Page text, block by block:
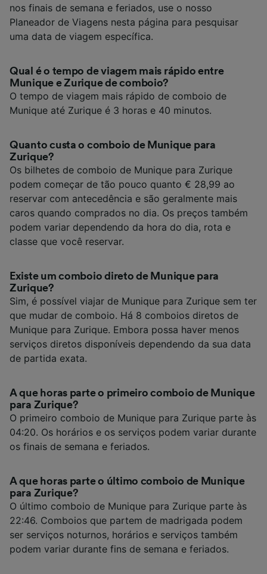
nos finais de semana e feriados, use o nosso
Planeador de Viagens nesta página para pesquisar
uma data de viagem específica.
Qual é o tempo de viagem mais rápido entre
Munique e Zurique de comboio?
O tempo de viagem mais rápido de comboio de
Munique até Zurique é 3 horas e 40 minutos.
Quanto custa o comboio de Munique para
Zurique?
Os bilhetes de comboio de Munique para Zurique
podem começar de tão pouco quanto € 28,99 ao
reservar com antecedência e são geralmente mais
caros quando comprados no dia. Os preços também
podem variar dependendo da hora do dia, rota e
classe que você reservar.
Existe um comboio direto de Munique para
Zurique?
Sim, é possível viajar de Munique para Zurique sem ter
que mudar de comboio. Há 8 comboios diretos de
Munique para Zurique. Embora possa haver menos
serviços diretos disponíveis dependendo da sua data
de partida exata.
A que horas parte o primeiro comboio de Munique
para Zurique?
O primeiro comboio de Munique para Zurique parte às
04:20. Os horários e os serviços podem variar durante
os finais de semana e feriados.
A que horas parte o último comboio de Munique
para Zurique?
O último comboio de Munique para Zurique parte às
22:46. Comboios que partem de madrigada podem
ser serviços noturnos, horários e serviços também
podem variar durante fins de semana e feriados.